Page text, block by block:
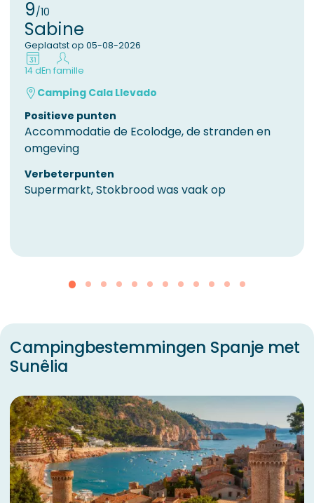
9/10
Sabine
Geplaatst op 05-08-2026
14 dEn famille
Camping Cala Llevado
Positieve punten
Accommodatie de Ecolodge, de stranden en
omgeving
Verbeterpunten
Supermarkt, Stokbrood was vaak op
Campingbestemmingen Spanje met
Sunêlia